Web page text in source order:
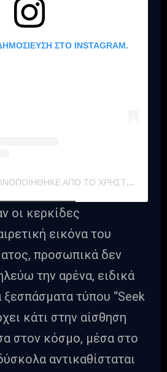
ΣΤΟ INSTAGRAM.
Η ΔΗΜΟΣΊΕΥΣΗ ΚΟΙΝΟΠΟΙΉΘΗΚΕ ΑΠΌ ΤΟ ΧΡΉΣΤΗ 🔹 ℙ𝕣𝕠/𝕕𝕣𝕠𝕟𝕖/𝕡𝕚𝕝𝕠𝕥 𝔸𝕖𝕣𝕚𝕒𝕝 𝕧𝕚𝕕𝕖𝕠𝕤 & 𝕡𝕙𝕠𝕥𝕠𝕘𝕣𝕒𝕡𝕙𝕪 (@ELIAS_PHOTOTRAVELER)
οι κερκίδες
εικόνα του
προσωπικά δεν
την αρένα, ειδικά
ξεσπάσματα τύπου “Seek
κάτι στην αίσθηση
στον κόσμο, μέσα στο
αντικαθίσταται